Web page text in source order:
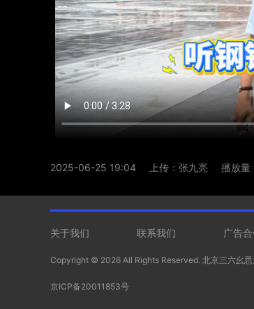
2025-06-25 19:04 上传：张九亮 播放
关于我们 联系我们 广告
Copyright © 2026 All Rights Reserved. 北京三六幺
京ICP备20011853号